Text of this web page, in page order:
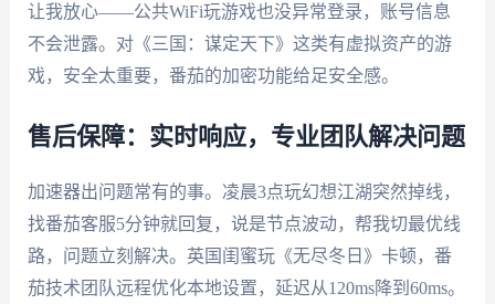
让我放心——公共WiFi玩游戏也没异常登录，账号信息
不会泄露。对《三国：谋定天下》这类有虚拟资产的游
戏，安全太重要，番茄的加密功能给足安全感。
售后保障：实时响应，专业团队解决问题
加速器出问题常有的事。凌晨3点玩幻想江湖突然掉线，
找番茄客服5分钟就回复，说是节点波动，帮我切最优线
路，问题立刻解决。英国闺蜜玩《无尽冬日》卡顿，番
茄技术团队远程优化本地设置，延迟从120ms降到60ms。